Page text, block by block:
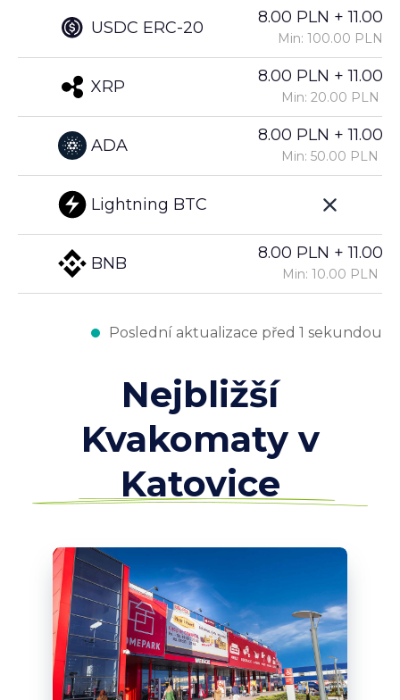
USDC ERC-20
XRP
ADA
Lightning BTC
BNB
8.00 PLN +
Min: 100.00 PLN
8.00 PLN +
Min: 20.00 PLN
8.00 PLN +
Min: 50.00 PLN
8.00 PLN +
Min: 10.00 PLN
Poslední aktualizace před 1 sekundou
Nejbližší
Kvakomaty v
Katovice